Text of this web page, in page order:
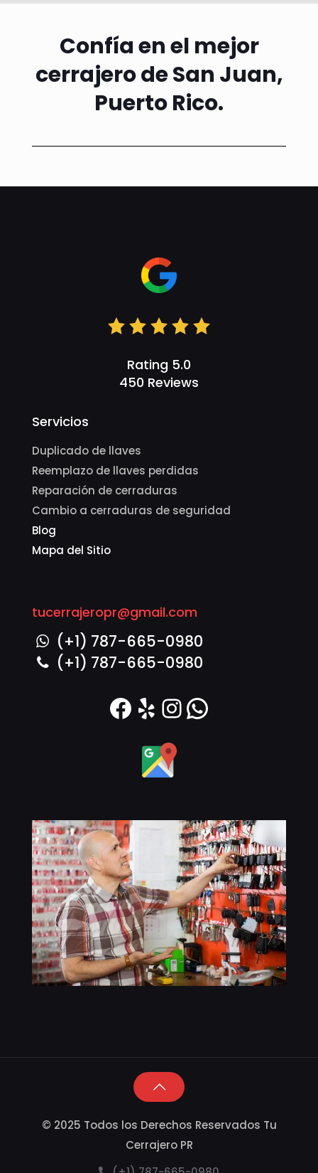
Confía en el mejor
cerrajero de San Juan,
Puerto Rico.
Rating 5.0
450 Reviews
Servicios
Duplicado de llaves
Reemplazo de llaves perdidas
Reparación de cerraduras
Cambio a cerraduras de seguridad
Blog
Mapa del Sitio
tucerrajeropr@gmail.com
(+1) 787-665-0980
(+1) 787-665-0980
Facebook
Yelp
Instagram
© 2025 Todos los Derechos Reservados Tu
Cerrajero PR